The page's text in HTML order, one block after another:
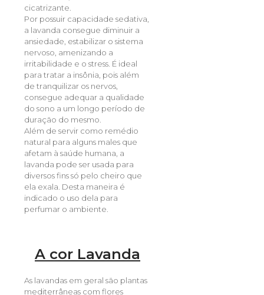
cicatrizante.
Por possuir capacidade sedativa,
a lavanda consegue diminuir a
ansiedade, estabilizar o sistema
nervoso, amenizando a
irritabilidade e o stress. É ideal
para tratar a insônia, pois além
de tranquilizar os nervos,
consegue adequar a qualidade
do sono a um longo período de
duração do mesmo.
Além de servir como remédio
natural para alguns males que
afetam à saúde humana, a
lavanda pode ser usada para
diversos fins só pelo cheiro que
ela exala. Desta maneira é
indicado o uso dela para
perfumar o ambiente.
A cor Lavanda
As lavandas em geral são plantas
mediterrâneas com flores